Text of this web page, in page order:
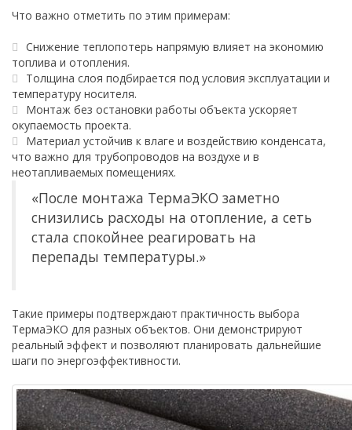
Что важно отметить по этим примерам:
Снижение теплопотерь напрямую влияет на экономию
топлива и отопления.
Толщина слоя подбирается под условия эксплуатации и
температуру носителя.
Монтаж без остановки работы объекта ускоряет
окупаемость проекта.
Материал устойчив к влаге и воздействию конденсата,
что важно для трубопроводов на воздухе и в
неотапливаемых помещениях.
«После монтажа ТермаЭКО заметно
снизились расходы на отопление, а сеть
стала спокойнее реагировать на
перепады температуры.»
Такие примеры подтверждают практичность выбора
ТермаЭКО для разных объектов. Они демонстрируют
реальный эффект и позволяют планировать дальнейшие
шаги по энергоэффективности.